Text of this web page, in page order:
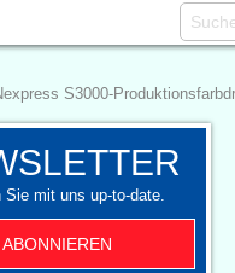
S3000-
Sie mit uns up-to-date.
ABONNIEREN